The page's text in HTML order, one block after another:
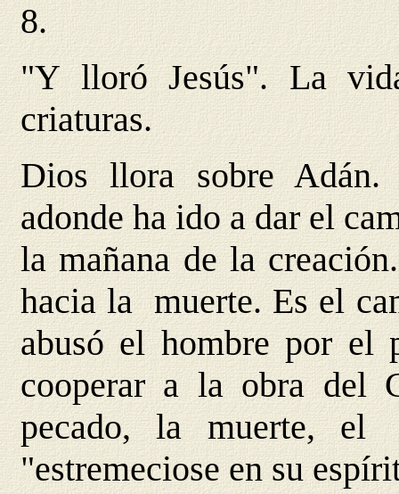
8.
"Y lloró Jesús". La
criaturas.
Dios llora sobre
adonde ha ido a dar el
la mañana de la
hacia la muerte. Es el
abusó el hombre por el
cooperar a la obra del
pecado, la muerte,
"estremeciose en su